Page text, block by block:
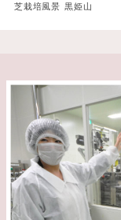
芝栽培風景 黒姫山